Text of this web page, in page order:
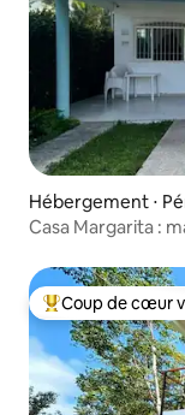
Hébergement ⋅
Casa Margarita :
Coups de cœur
Coup de cœur